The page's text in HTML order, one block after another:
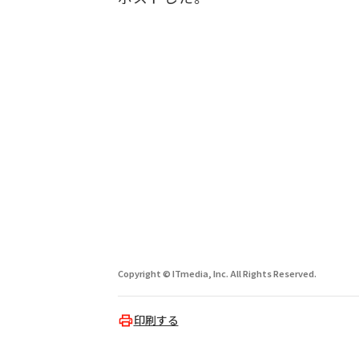
Copyright © ITmedia, Inc. All Rights Reserved.
印刷する